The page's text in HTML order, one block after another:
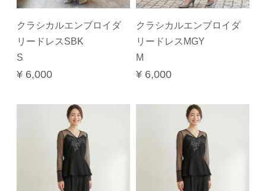
クラシカルエンブロイダ
リードレスSBK
S
¥ 6,000
クラシカルエンブロイダ
リードレスMGY
M
¥ 6,000